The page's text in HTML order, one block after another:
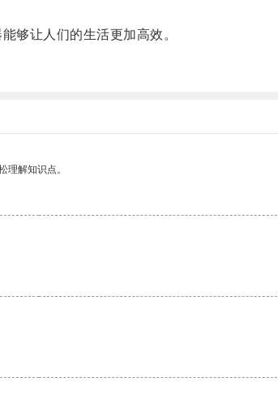
够让人们的生活更加高效。
理解知识点。